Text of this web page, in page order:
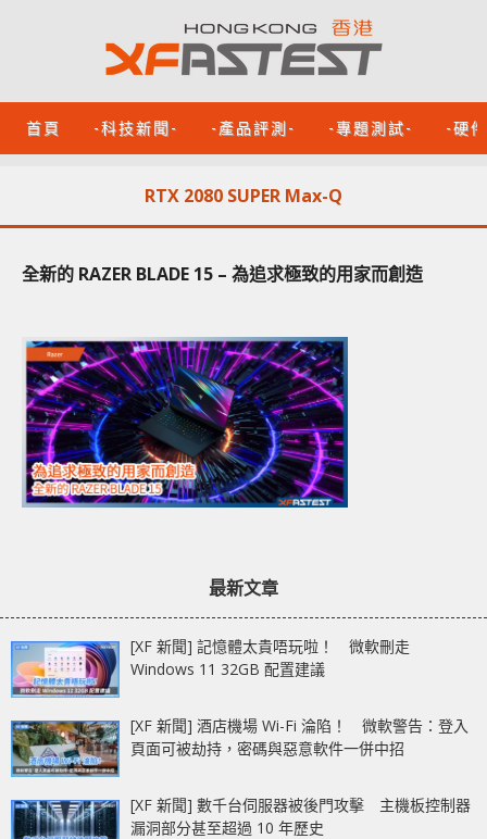
首頁 -科技新聞- -產品評測- -專題測試- -硬
RTX 2080 SUPER Max-Q
全新的 RAZER BLADE 15 – 為追求極致的用家而創造
最新文章
[XF 新聞] 記憶體太貴唔玩啦！ 微軟刪走
Windows 11 32GB 配置建議
[XF 新聞] 酒店機場 Wi-Fi 淪陷！ 微軟警告：登入
頁面可被劫持，密碼與惡意軟件一併中招
[XF 新聞] 數千台伺服器被後門攻擊 主機板控制器
漏洞部分甚至超過 10 年歷史